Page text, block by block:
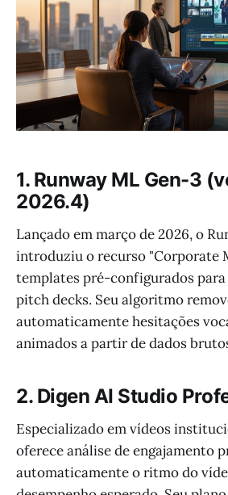
1. Runway ML Gen-3
2026.4)
Lançado em março de 2026, o
introduziu o recurso "Corporate
templates pré-configurados para
pitch decks. Seu algoritmo
automaticamente hesitações
animados a partir de dados
2. Digen AI Studio
Especializado em vídeos
oferece análise de engajamento
automaticamente o ritmo do